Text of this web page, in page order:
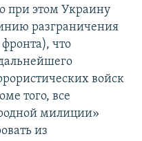
при этом Украину
разграничения
что
войск
того, все
милиции»
из